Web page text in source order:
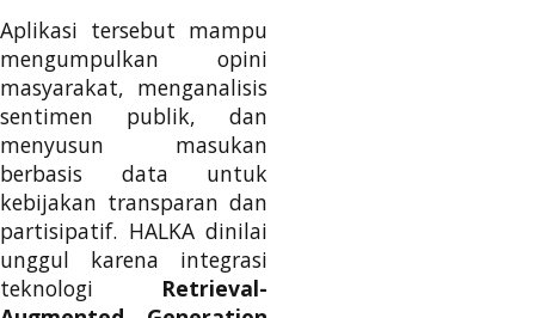
Aplikasi tersebut mampu
mengumpulkan opini
masyarakat, menganalisis
sentimen publik, dan
menyusun masukan
berbasis data untuk
kebijakan transparan dan
partisipatif. HALKA dinilai
unggul karena integrasi
teknologi Retrieval-